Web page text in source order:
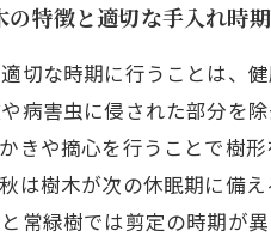
の特徴と適切な手入れ時
切な時期に行うことは、
病害虫に侵された部分を
きや摘心を行うことで樹
は樹木が次の休眠期に備
常緑樹では剪定の時期が